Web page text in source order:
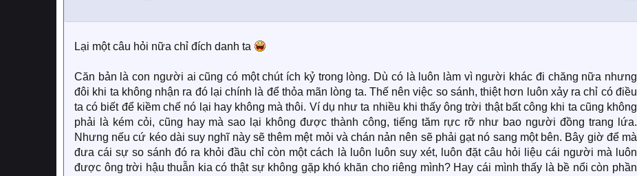
:Lại một câu hỏi nữa chỉ đích danh ta
Căn bản là con người ai cũng có một chút ích kỷ trong lòng. Dù có là luôn làm vì người khác đi chăng nữa nhưng
đôi khi ta không nhận ra đó lại chính là để thỏa mãn lòng ta. Thế nên việc so sánh, thiệt hơn luôn xảy ra chỉ có điều
ta có biết để kiềm chế nó lại hay không mà thôi. Ví dụ như ta nhiều khi thấy ông trời thật bất công khi ta cũng không
phải là kém cỏi, cũng hay mà sao lại không được thành công, tiếng tăm rực rỡ như bao người đồng trang lứa.
Nhưng nếu cứ kéo dài suy nghĩ này sẽ thêm mệt mỏi và chán nản nên sẽ phải gạt nó sang một bên. Bây giờ để mà
đưa cái sự so sánh đó ra khỏi đầu chỉ còn một cách là luôn luôn suy xét, luôn đặt câu hỏi liệu cái người mà luôn
được ông trời hậu thuẫn kia có thật sự không gặp khó khăn cho riêng mình? Hay cái mình thấy là bề nổi còn phần